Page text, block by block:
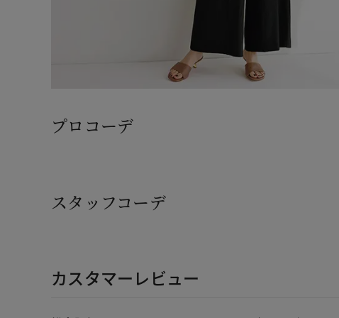
プロコーデ
スタッフコーデ
カスタマーレビュー